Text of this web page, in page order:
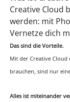
Creative Cloud
werden: mit
Vernetze dich
Das sind die Vorteile.
Mit der Creative
brauchen, sind nur
Alles ist miteinander